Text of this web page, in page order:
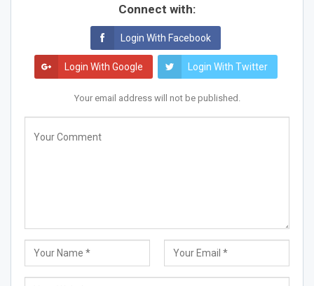
Connect with:
Login With Facebook
Login With Google Login With Twitter
Your email address will not be published.